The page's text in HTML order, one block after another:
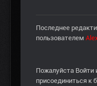
Последнее
пользователем
Пожалуйста Войти
присоединиться к